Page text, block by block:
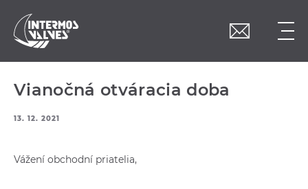
Vianočná otváracia doba
13. 12. 2021
Vážení obchodní priatelia,